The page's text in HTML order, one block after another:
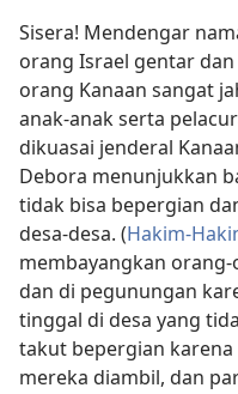
Sisera! Mendengar
orang Israel gentar
orang Kanaan sangat
anak-anak serta
dikuasai jenderal
Debora menunjukkan
tidak bisa bepergian
desa-desa. (Hakim-
membayangkan
dan di pegunungan
tinggal di desa yang
takut bepergian
mereka diambil, dan